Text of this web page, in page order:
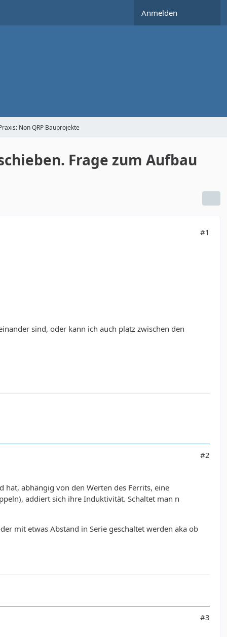
Anmelden
Non QRP Bauprojekte
Frage zum Aufbau
#1
sind, oder kann ich auch platz zwischen den
#2
abhängig von den Werten des Ferrits, eine
addiert sich ihre Induktivität. Schaltet man n
mit etwas Abstand in Serie geschaltet werden aka ob
#3